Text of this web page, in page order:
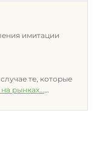
имитации
те, которые
рынках